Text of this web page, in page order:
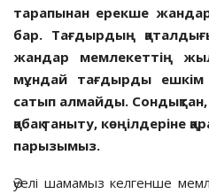
тарапынан ерекше
бар. Тағдырдың
жандар мемлекеттің
мұндай тағдырды
сатып алмайды.
қабақ таныту, көңілдеріне
парызымыз.
Әуелі шамамыз келгенше